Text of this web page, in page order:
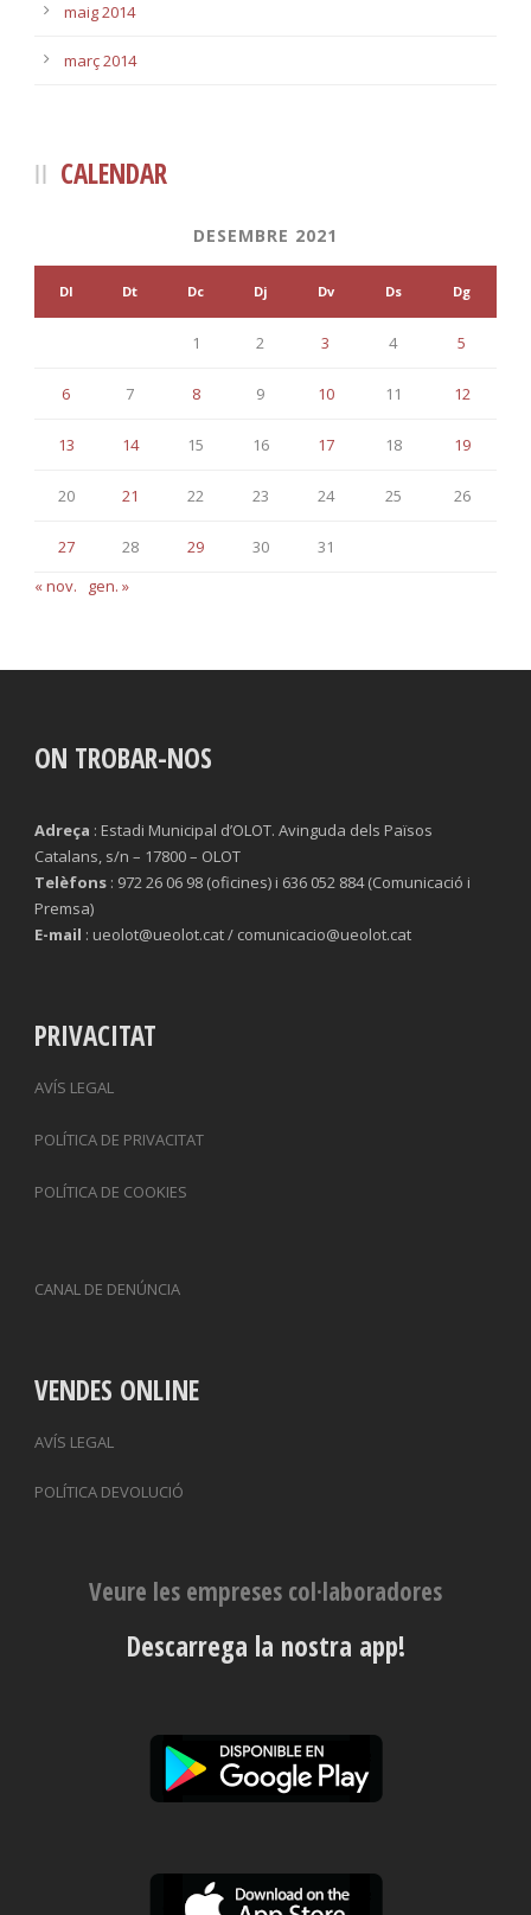
maig 2014
març 2014
CALENDAR
DESEMBRE 2021
Dl Dt Dc Dj Dv Ds Dg
1 2 3 4 5
6 7 8 9 10 11 12
13 14 15 16 17 18 19
20 21 22 23 24 25 26
27 28 29 30
31
« nov.
gen. »
ON TROBAR-NOS
Adreça : Estadi Municipal d’OLOT. Avinguda dels Països
Catalans, s/n – 17800 – OLOT
Telèfons : 972 26 06 98 (oficines) i 636 052 884 (Comunicació i
Premsa)
E-mail : ueolot@ueolot.cat / comunicacio@ueolot.cat
PRIVACITAT
AVÍS LEGAL
POLÍTICA DE PRIVACITAT
POLÍTICA DE COOKIES
CANAL DE DENÚNCIA
VENDES ONLINE
AVÍS LEGAL
POLÍTICA DEVOLUCIÓ
Veure les empreses col·laboradores
Descarrega la nostra app!